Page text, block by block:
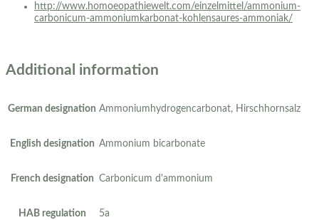
http://www.homoeopathiewelt.com/einzelmittel/ammonium-
carbonicum-ammoniumkarbonat-kohlensaures-ammoniak/
Additional information
German designation Ammoniumhydrogencarbonat, Hirschhornsalz
English designation Ammonium bicarbonate
French designation Carbonicum d'ammonium
HAB regulation 5a